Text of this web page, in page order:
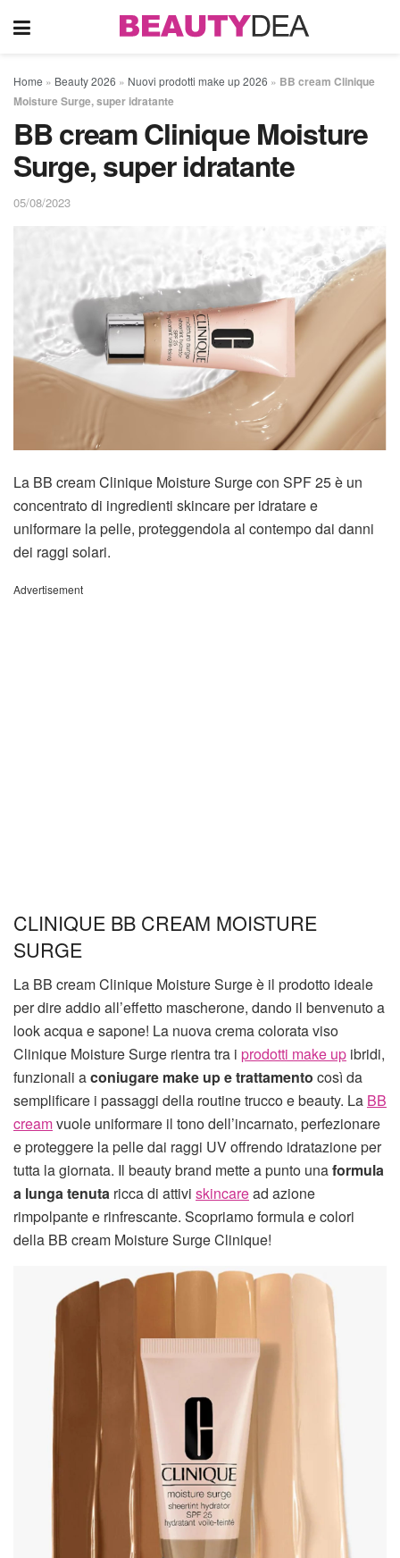
Home » Beauty 2026 » Nuovi prodotti make up 2026 » BB cream Clinique
Moisture Surge, super idratante
BB cream Clinique Moisture
Surge, super idratante
05/08/2023
La BB cream Clinique Moisture Surge con SPF 25 è un
concentrato di ingredienti skincare per idratare e
uniformare la pelle, proteggendola al contempo dai danni
dei raggi solari.
Advertisement
CLINIQUE BB CREAM MOISTURE
SURGE
La BB cream Clinique Moisture Surge è il prodotto ideale
per dire addio all’effetto mascherone, dando il benvenuto a
look acqua e sapone! La nuova crema colorata viso
Clinique Moisture Surge rientra tra i prodotti make up ibridi,
funzionali aconiugare make up e trattamento così da
semplificare i passaggi della routine trucco e beauty. La BB
creamvuole uniformare il tono dell’incarnato, perfezionare
e proteggere la pelle dai raggi UV offrendo idratazione per
tutta la giornata. Il beauty brand mette a punto unaformula
a lunga tenuta ricca di attivi skincaread azione
rimpolpante e rinfrescante. Scopriamo formula e colori
della BB cream Moisture Surge Clinique!